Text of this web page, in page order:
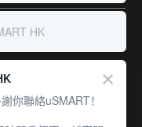
HK
你聯絡uSMART！